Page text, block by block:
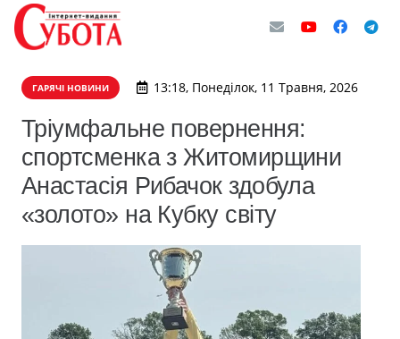
ГАРЯЧІ НОВИНИ 13:18, Понеділок, 11 Травня, 2026
Тріумфальне повернення:
спортсменка з Житомирщини
Анастасія Рибачок здобула
«золото» на Кубку світу